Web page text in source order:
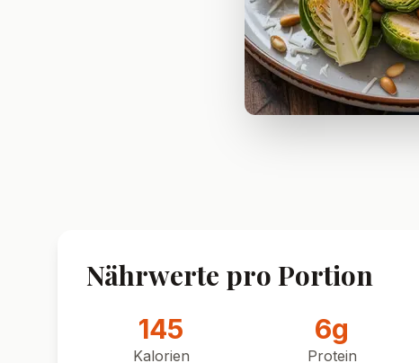
Nährwerte pro Portion
145
Kalorien
6g
Protein